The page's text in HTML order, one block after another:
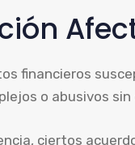
financieros
o abusivos
ciertos